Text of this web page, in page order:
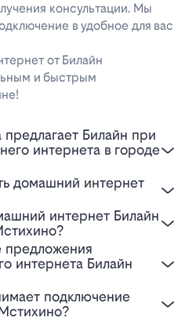
консультации. Мы
в удобное для вас
от Билайн
и быстрым
интернета в городе
интернета Билайн